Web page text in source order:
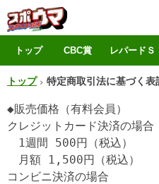
トップ CBC賞 レパードＳ
トップ 特定商取引法に基づく表
◆販売価格（有料会員）
クレジットカード決済の場合
1週間 500円（税込）
月額 1,500円（税込）
コンビニ決済の場合